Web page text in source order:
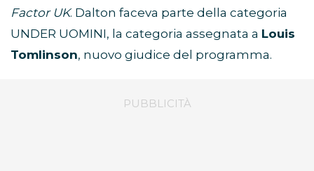
Factor UK. Dalton faceva parte della categoria
UNDER UOMINI, la categoria assegnata a Louis
Tomlinson, nuovo giudice del programma.